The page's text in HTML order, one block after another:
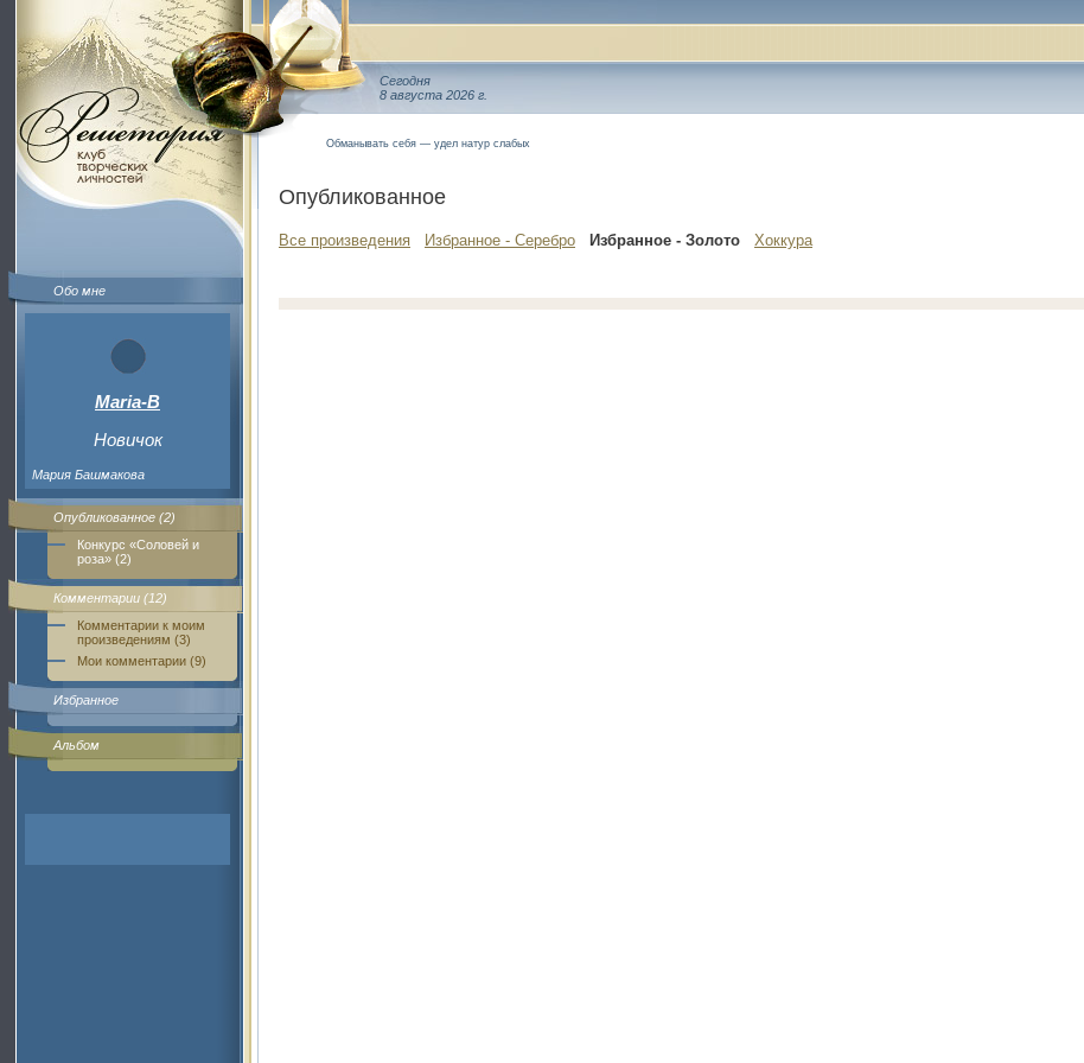
Обо мне
Maria-B
Новичок
Мария Башмакова
Опубликованное (2)
Конкурс «Соловей и
роза» (2)
Комментарии (12)
Комментарии к моим
произведениям (3)
Мои комментарии (9)
Избранное
Альбом
Сегодня
8 августа 2026 г.
Обманывать себя — удел натур слабых
Опубликованное
Все произведения Избранное - Серебро Избранное - Золото Хоккура